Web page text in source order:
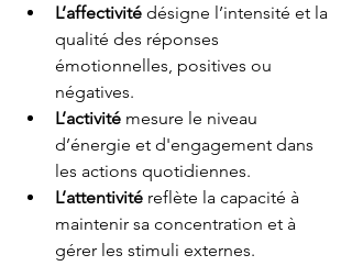
L’affectivité désigne l’intensité et la
qualité des réponses
émotionnelles, positives ou
négatives.
L’activité mesure le niveau
d’énergie et d'engagement dans
les actions quotidiennes.
L’attentivité reflète la capacité à
maintenir sa concentration et à
gérer les stimuli externes.